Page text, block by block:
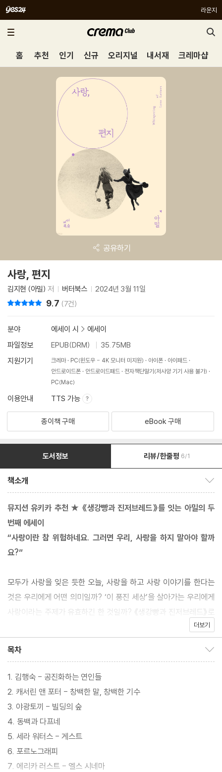
라운지
홈 추천 인기 신규 오리지널 내서재 크레마샵
공유하기
사랑, 편지
김지현 (아밀) 저 버터북스 2024년 3월 11일
9.7 (7건)
분야 에세이 시 > 에세이
파일정보
EPUB(DRM)
35.75MB
지원기기
크레마 PC(윈도우 - 4K 모니터 미지원) 아이폰
아이패드
안드로이드폰
안드로이드패드
전자책단말기(저사양 기기 사용 불가)
PC(Mac)
이용안내 TTS 가능
종이책 구매 eBook 구매
도서정보 리뷰/한줄평 6/1
책소개
뮤지션 유키카 추천 ★ 《생강빵과 진저브레드》를 잇는 아밀의 두
번째 에세이
“사랑이란 참 위험하네요. 그러면 우리, 사랑을 하지 말아야 할까
요?”
모두가 사랑을 잊은 듯한 오늘, 사랑을 하고 사랑 이야기를 한다는
것은 우리에게 어떤 의미일까? ‘이 풍진 세상’을 살아가는 우리에게
사랑이라는 주제가 유효하긴 한 것일까? 《생강빵과 진저브레드》로
널리 사랑받은 아밀(김지현)이 두 번째 에세이 《사랑, 편지》로 다시
문학작품과 영화, 대중음악, 미술작품 등에서 찾은 사랑의 풍경을 독
자에게 보내는 한 편의 연서(戀書) 같은 책이다. 아밀은 독자를 내
내 ‘당신’으로 부르며 서간체로 글을 쓴다. 그럼에도 우리는 사랑하
고 있고, 사랑해야 한다고. 아밀의 수신인이 되어 그의 편지를 읽노
라면 정말로 온 세상이 사랑으로, 사랑의 기쁨과 고통으로 가득한 것
만 같다.
더보기
목차
1. 김행숙 - 공진화하는 연인들
2. 캐서린 앤 포터 - 창백한 말, 창백한 기수
3. 야광토끼 - 빌딩의 숲
4. 동백과 다프네
5. 세라 워터스 - 게스트
6. 포르노그래피
7. 에리카 러스트 - 엘스 시네마